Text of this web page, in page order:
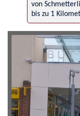
von
bis zu 1